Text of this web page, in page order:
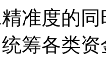
度的同
筹各类